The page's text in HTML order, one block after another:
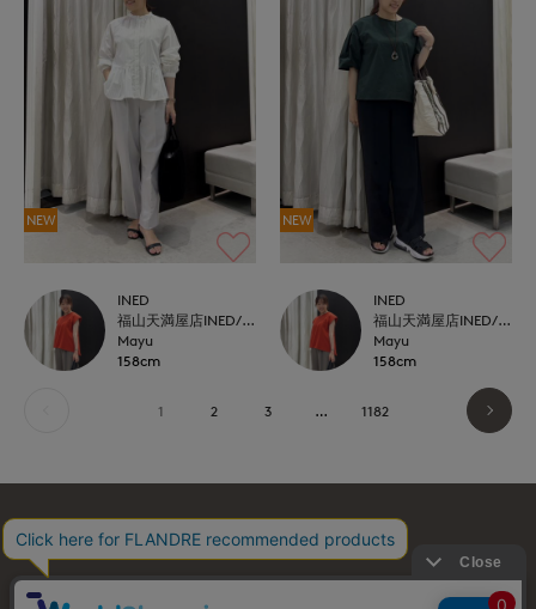
NEW
INED
福山天満屋店INED/7-IDconcept./Maglie
Mayu
158cm
NEW
INED
福山天満屋店INED/7-IDconcept./Maglie
Mayu
158cm
1 2 3 … 1182
お問い合わせ 利用規約 プライバシーポリシー